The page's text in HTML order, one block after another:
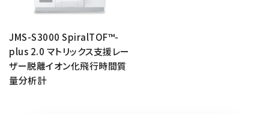
JMS-S3000 SpiralTOF™-
plus 2.0 マトリックス支援レー
ザー脱離イオン化飛行時間質
量分析計